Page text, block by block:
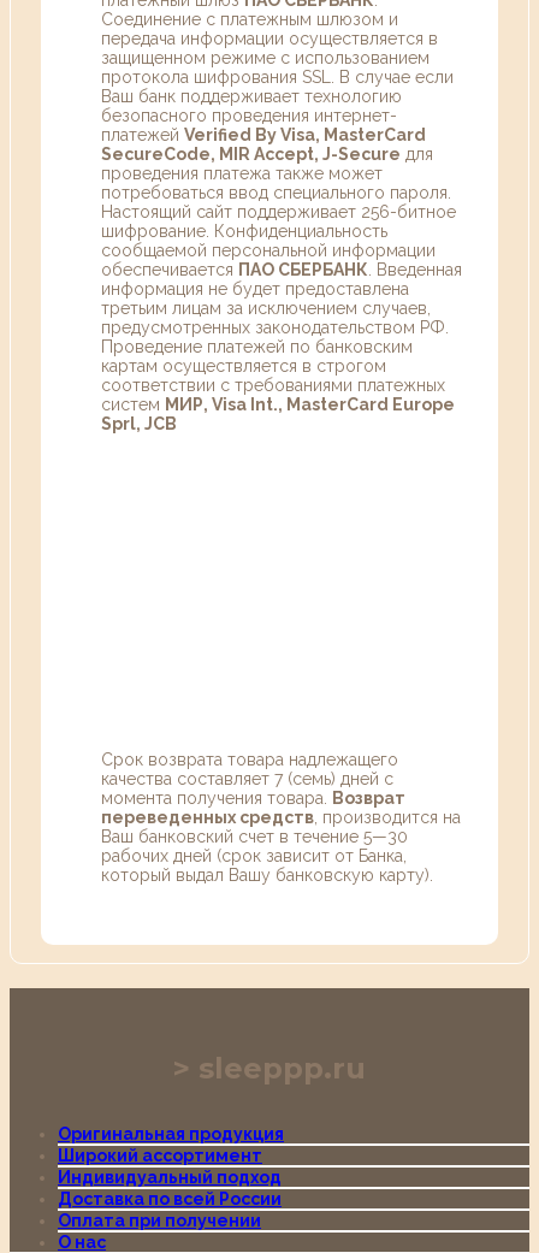
Соединение с платежным шлюзом и
передача информации осуществляется в
защищенном режиме с использованием
протокола шифрования SSL. В случае если
Ваш банк поддерживает технологию
безопасного проведения интернет-
платежей Verified By Visa, MasterCard
SecureCode, MIR Accept, J-Secure для
проведения платежа также может
потребоваться ввод специального пароля.
Настоящий сайт поддерживает 256-битное
шифрование. Конфиденциальность
сообщаемой персональной информации
обеспечивается ПАО СБЕРБАНК . Введенная
информация не будет предоставлена
третьим лицам за исключением случаев,
предусмотренных законодательством РФ.
Проведение платежей по банковским
картам осуществляется в строгом
соответствии с требованиями платежных
систем МИР, Visa Int., MasterCard Europe
Sprl, JCB
Срок возврата товара надлежащего
качества составляет 7 (семь) дней с
момента получения товара.
Возврат
переведенных средств , производится на
Ваш банковский счет в течение 5—30
рабочих дней (срок зависит от Банка,
который выдал Вашу банковскую карту).
sleeppp.ru
Оригинальная продукция
Широкий ассортимент
Индивидуальный подход
Доставка по всей России
Оплата при получении
О нас